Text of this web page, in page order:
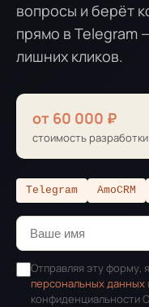
вопросы и берёт
прямо в Telegram
лишних кликов.
от 60 000 ₽
стоимость разработки
Telegram AmoCRM
Отправляя эту форму,
персональных данных